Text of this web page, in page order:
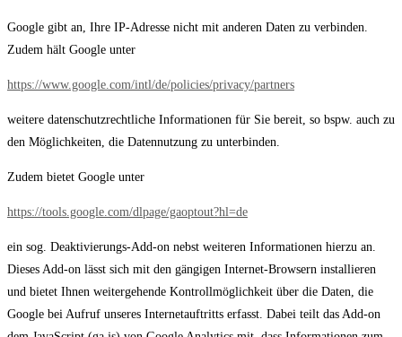
Google gibt an, Ihre IP-Adresse nicht mit anderen Daten zu verbinden.
Zudem hält Google unter
https://www.google.com/intl/de/policies/privacy/partners
weitere datenschutzrechtliche Informationen für Sie bereit, so bspw. auch zu
den Möglichkeiten, die Datennutzung zu unterbinden.
Zudem bietet Google unter
https://tools.google.com/dlpage/gaoptout?hl=de
ein sog. Deaktivierungs-Add-on nebst weiteren Informationen hierzu an.
Dieses Add-on lässt sich mit den gängigen Internet-Browsern installieren
und bietet Ihnen weitergehende Kontrollmöglichkeit über die Daten, die
Google bei Aufruf unseres Internetauftritts erfasst. Dabei teilt das Add-on